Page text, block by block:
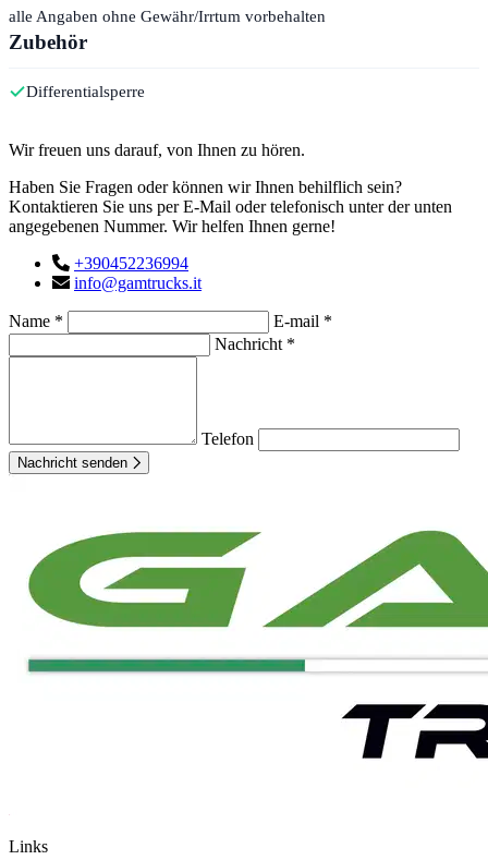
alle Angaben ohne Gewähr/Irrtum vorbehalten
Zubehör
Differentialsperre
Wir freuen uns darauf, von Ihnen zu hören.
Haben Sie Fragen oder können wir Ihnen behilflich sein?
Kontaktieren Sie uns per E-Mail oder telefonisch unter der unten
angegebenen Nummer. Wir helfen Ihnen gerne!
+390452236994
info@gamtrucks.it
Name *
E-mail *
Nachricht *
Telefon
Nachricht senden
Links